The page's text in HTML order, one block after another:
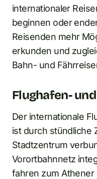
internationaler
beginnen oder
Reisenden mehr
erkunden und
Bahn- und
Flughafen-
Der internationale
ist durch stündliche
Stadtzentrum
Vorortbahnnetz
fahren zum